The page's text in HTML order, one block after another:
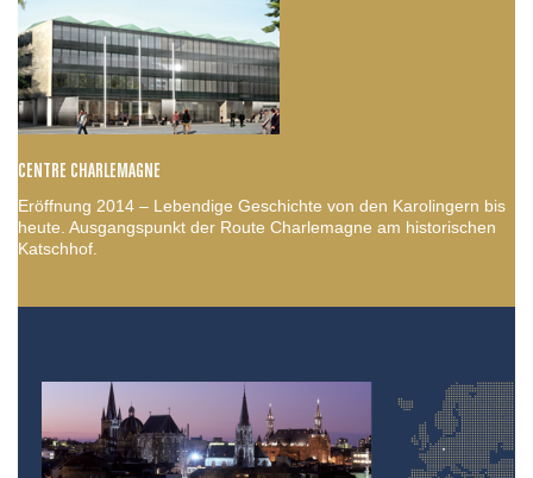
CENTRE CHARLEMAGNE
Eröffnung 2014 – Lebendige Geschichte von den Karolingern bis
heute. Ausgangspunkt der Route Charlemagne am historischen
Katschhof.